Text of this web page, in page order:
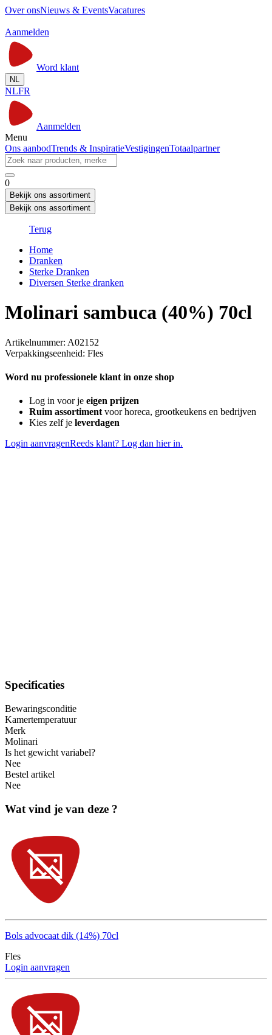
Over onsNieuws & EventsVacatures
Aanmelden
Word klant
NL
NLFR
Aanmelden
Menu
Ons aanbodTrends & InspiratieVestigingenTotaalpartner
0
Bekijk ons assortiment
Bekijk ons assortiment
Terug
Home
Dranken
Sterke Dranken
Diversen Sterke dranken
Molinari sambuca (40%) 70cl
Artikelnummer: A02152
Verpakkingseenheid: Fles
Word nu professionele klant in onze shop
Log in voor je eigen prijzen
Ruim assortimentvoor horeca, grootkeukens en bedrijven
Kies zelf je leverdagen
Login aanvragenReeds klant? Log dan hier in.
Specificaties
Bewaringsconditie
Kamertemperatuur
Merk
Molinari
Is het gewicht variabel?
Nee
Bestel artikel
Nee
Wat vind je van deze ?
Bols advocaat dik (14%) 70cl
Fles
Login aanvragen